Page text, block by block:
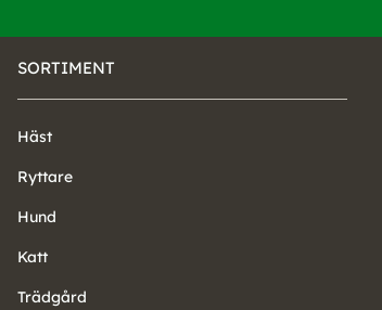
SORTIMENT
Häst
Ryttare
Hund
Katt
Trädgård